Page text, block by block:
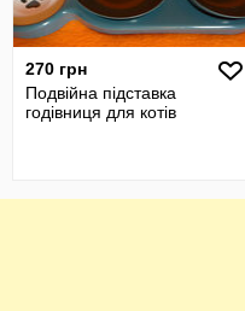
270 грн
Подвійна підставка
годівниця для котів